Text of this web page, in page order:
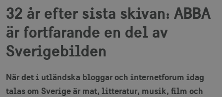
32 år efter sista skivan: ABBA
är fortfarande en del av
Sverigebilden
När det i utländska bloggar och internetforum idag
talas om Sverige är mat, litteratur, musik, film och